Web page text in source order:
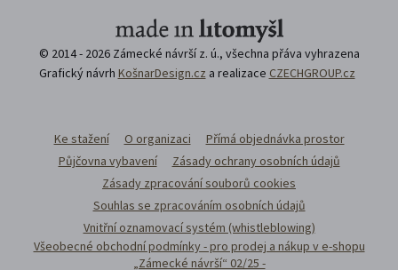
© 2014 - 2026 Zámecké návrší z. ú., všechna přáva vyhrazena
Grafický návrh KošnarDesign.cz a realizace CZECHGROUP.cz
Ke stažení O organizaci
Přímá objednávka prostor
Půjčovna vybavení
Zásady ochrany osobních údajů
Zásady zpracování souborů cookies
Souhlas se zpracováním osobních údajů
Vnitřní oznamovací systém (whistleblowing)
Všeobecné obchodní podmínky - pro prodej a nákup v e-shopu
„Zámecké návrší“ 02/25 -